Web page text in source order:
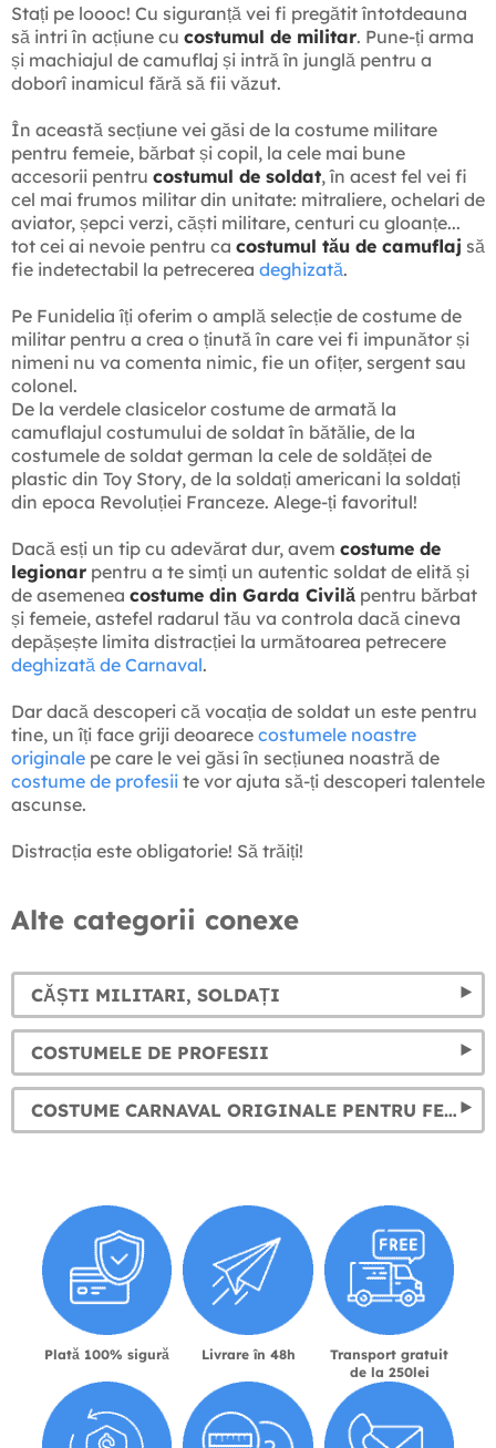
Stați pe loooc! Cu siguranță vei fi pregătit întotdeauna
să intri în acțiune cu costumul de militar. Pune-ți arma
și machiajul de camuflaj și intră în junglă pentru a
doborî inamicul fără să fii văzut.
În această secțiune vei găsi de la costume militare
pentru femeie, bărbat și copil, la cele mai bune
accesorii pentru costumul de soldat, în acest fel vei fi
cel mai frumos militar din unitate: mitraliere, ochelari de
aviator, șepci verzi, căști militare, centuri cu gloanțe...
tot cei ai nevoie pentru ca costumul tău de camuflaj să
fie indetectabil la petrecerea deghizată.
Pe Funidelia îți oferim o amplă selecție de costume de
militar pentru a crea o ținută în care vei fi impunător și
nimeni nu va comenta nimic, fie un ofițer, sergent sau
colonel.
De la verdele clasicelor costume de armată la
camuflajul costumului de soldat în bătălie, de la
costumele de soldat german la cele de soldăței de
plastic din Toy Story, de la soldați americani la soldați
din epoca Revoluției Franceze. Alege-ți favoritul!
Dacă esți un tip cu adevărat dur, avem costume de
legionar pentru a te simți un autentic soldat de elită și
de asemenea costume din Garda Civilă pentru bărbat
și femeie, astefel radarul tău va controla dacă cineva
depășește limita distracției la următoarea petrecere
deghizată de Carnaval.
Dar dacă descoperi că vocația de soldat un este pentru
tine, un îți face griji deoarece costumele noastre
originale pe care le vei găsi în secțiunea noastră de
costume de profesii te vor ajuta să-ți descoperi talentele
ascunse.
Distracția este obligatorie! Să trăiți!
Alte categorii conexe
CĂȘTI MILITARI, SOLDAȚI
COSTUMELE DE PROFESII
COSTUME CARNAVAL ORIGINALE PENTRU FEMEIE, BĂRBAT ȘI COPII
Plată 100% sigură Livrare în 48h
Transport gratuit
de la 250lei